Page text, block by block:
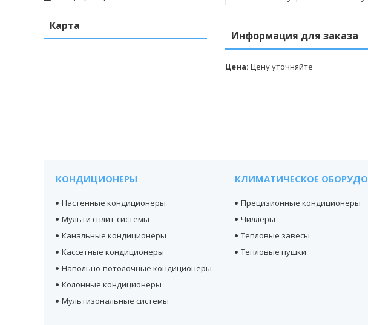
Информация для заказа
Цена: Цену уточняйте
Карта
КОНДИЦИОНЕРЫ
Настенные кондиционеры
Мульти сплит-системы
Канальные кондиционеры
Кассетные кондиционеры
Напольно-потолочные кондиционеры
Колонные кондиционеры
Мультизональные системы
КЛИМАТИЧЕСКОЕ
Прецизионные кондиционеры
Чиллеры
Тепловые завесы
Тепловые пушки